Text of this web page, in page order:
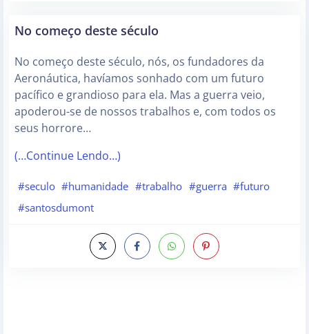
No começo deste século
No começo deste século, nós, os fundadores da
Aeronáutica, havíamos sonhado com um futuro
pacífico e grandioso para ela. Mas a guerra veio,
apoderou-se de nossos trabalhos e, com todos os
seus horrore…
(…Continue Lendo…)
#seculo #humanidade #trabalho #guerra #futuro
#santosdumont